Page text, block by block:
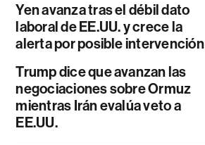
Yen avanza tras el débil dato
laboral de EE.UU. y crece la
alerta por posible intervención
Trump dice que avanzan las
negociaciones sobre Ormuz
mientras Irán evalúa veto a
EE.UU.